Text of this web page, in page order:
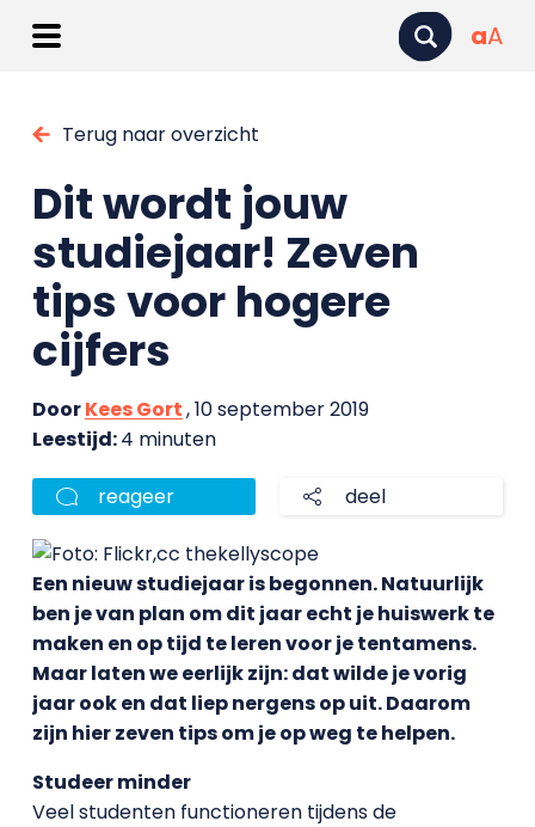
aA
Terug naar overzicht
Dit wordt jouw
studiejaar! Zeven
tips voor hogere
cijfers
DoorKees Gort, 10 september 2019
Leestijd:4 minuten
reageer deel
Een nieuw studiejaar is begonnen. Natuurlijk
ben je van plan om dit jaar echt je huiswerk te
maken en op tijd te leren voor je tentamens.
Maar laten we eerlijk zijn: dat wilde je vorig
jaar ook en dat liep nergens op uit. Daarom
zijn hier zeven tips om je op weg te helpen.
Studeer minder
Veel studenten functioneren tijdens de